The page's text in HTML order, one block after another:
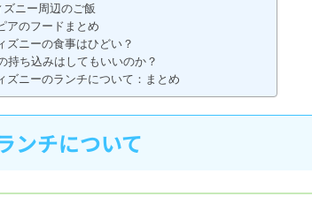
ズニー周辺のご飯
アのフードまとめ
ズニーの食事はひどい？
持ち込みはしてもいいのか？
ズニーのランチについて：まとめ
ンチについて